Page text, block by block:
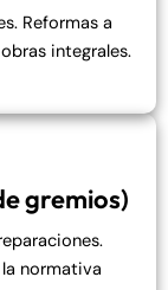
Reformas a
integrales.
gremios)
normativa